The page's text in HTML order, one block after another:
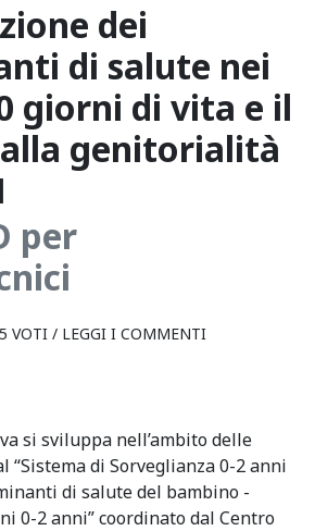
dei
di salute nei
giorni di vita e il
genitorialità
per
VOTI / LEGGI I COMMENTI
si sviluppa nell’ambito delle
“Sistema di Sorveglianza 0-2 anni
di salute del bambino -
0-2 anni” coordinato dal Centro